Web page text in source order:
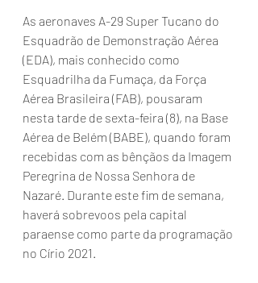
As aeronaves A-29 Super Tucano do
Esquadrão de Demonstração Aérea
(EDA), mais conhecido como
Esquadrilha da Fumaça, da Força
Aérea Brasileira (FAB), pousaram
nesta tarde de sexta-feira (8), na Base
Aérea de Belém (BABE), quando foram
recebidas com as bênçãos da Imagem
Peregrina de Nossa Senhora de
Nazaré. Durante este fim de semana,
haverá sobrevoos pela capital
paraense como parte da programação
no Círio 2021.